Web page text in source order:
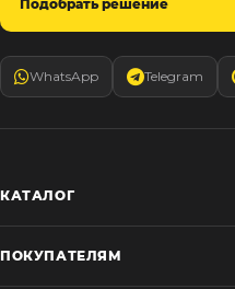
Подобрать решение
WhatsApp Telegram
КАТАЛОГ
ПОКУПАТЕЛЯМ